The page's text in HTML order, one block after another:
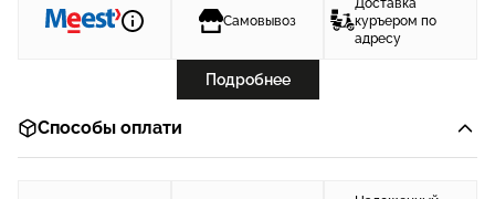
Самовывоз
Доставка
куръером по
адресу
Подробнее
Способы оплати